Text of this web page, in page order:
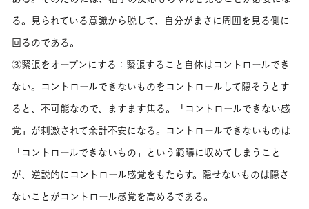
る。見られている意識から脱して、自分がまさに周囲を見る側に
回るのである。
③緊張をオープンにする：緊張すること自体はコントロールでき
ない。コントロールできないものをコントロールして隠そうとす
ると、不可能なので、ますます焦る。「コントロールできない感
覚」が刺激されて余計不安になる。コントロールできないものは
「コントロールできないもの」という範疇に収めてしまうこと
が、逆説的にコントロール感覚をもたらす。隠せないものは隠さ
ないことがコントロール感覚を高めるである。